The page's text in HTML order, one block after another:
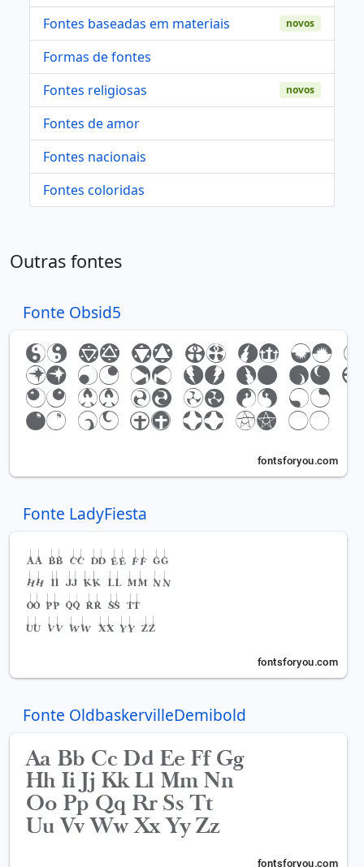
Fontes baseadas em materiais
novos
Formas de fontes
Fontes religiosas
novos
Fontes de amor
Fontes nacionais
Fontes coloridas
Outras fontes
Fonte Obsid5
Fonte LadyFiesta
Fonte OldbaskervilleDemibold